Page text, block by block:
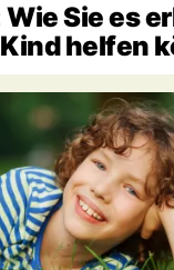
Sie es
helfen